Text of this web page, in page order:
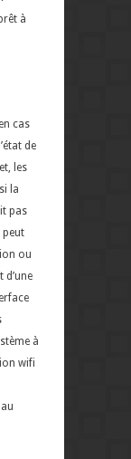
à
cas
de
les
la
pas
peut
ou
d’une
à
wifi